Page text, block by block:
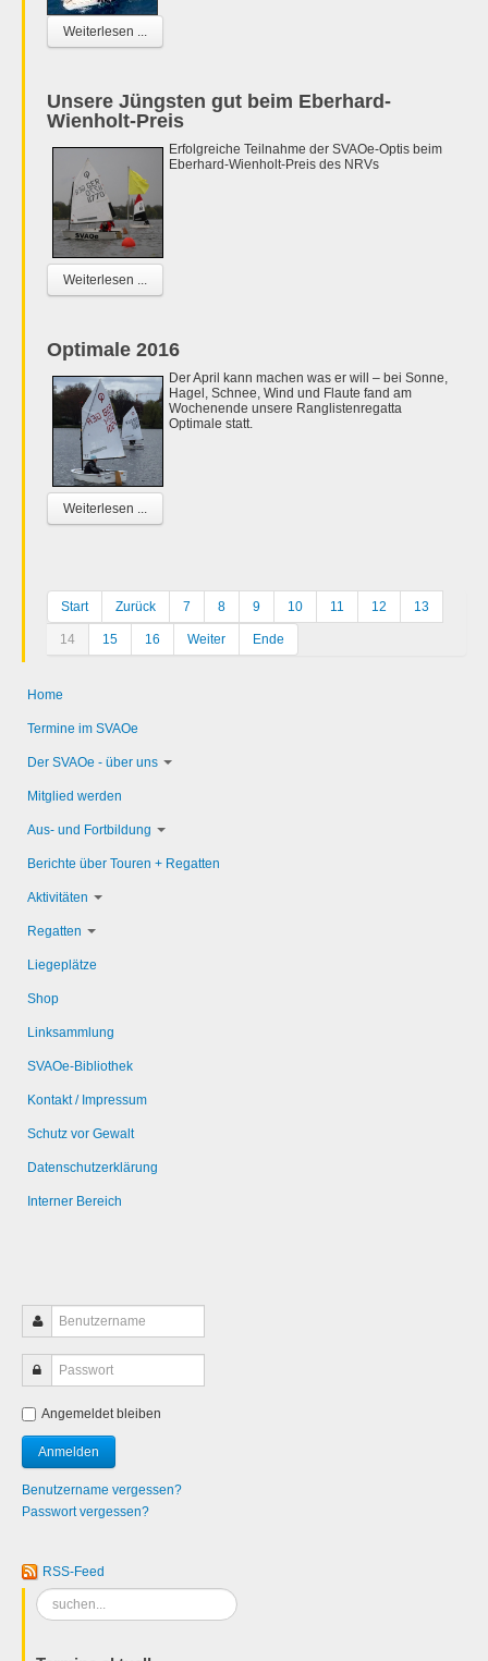
Weiterlesen ...
Unsere Jüngsten gut beim Eberhard-
Wienholt-Preis
Erfolgreiche Teilnahme der SVAOe-Optis beim
Eberhard-Wienholt-Preis des NRVs
Weiterlesen ...
Optimale 2016
Der April kann machen was er will – bei Sonne,
Hagel, Schnee, Wind und Flaute fand am
Wochenende unsere Ranglistenregatta
Optimale statt.
Weiterlesen ...
Start Zurück 7 8 9 10 11 12 13
14 15 16 Weiter Ende
Home
Termine im SVAOe
Der SVAOe - über uns
Mitglied werden
Aus- und Fortbildung
Berichte über Touren + Regatten
Aktivitäten
Regatten
Liegeplätze
Shop
Linksammlung
SVAOe-Bibliothek
Kontakt / Impressum
Schutz vor Gewalt
Datenschutzerklärung
Interner Bereich
Angemeldet bleiben
Benutzername vergessen?
Passwort vergessen?
RSS-Feed
Suchen
...